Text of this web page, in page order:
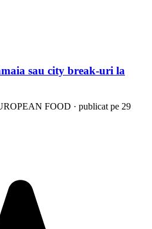
sau city break-uri la
FOOD · publicat pe 29